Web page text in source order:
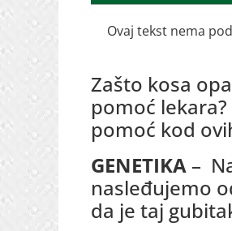
Ovaj tekst nema
Zašto kosa
pomoć
pomoć kod
GENETIKA –
nasleđujemo
da je taj